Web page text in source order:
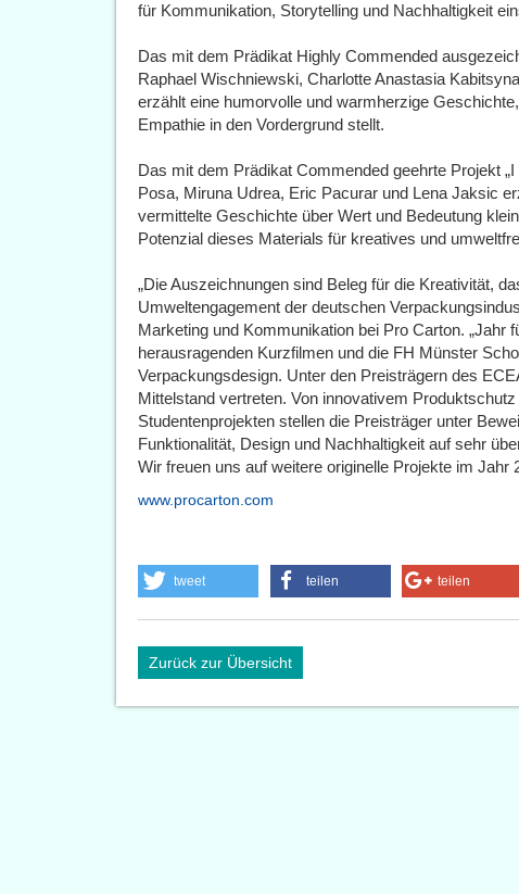
für Kommunikation, Storytelling und Nachhaltigkeit
Das mit dem Prädikat Highly Commended
Raphael Wischniewski, Charlotte Anastasia
erzählt eine humorvolle und warmherzige
Empathie in den Vordergrund stellt.
Das mit dem Prädikat Commended geehrte Projekt
Posa, Miruna Udrea, Eric Pacurar und Lena Jaksic
vermittelte Geschichte über Wert und Bedeutung
Potenzial dieses Materials für kreatives und
„Die Auszeichnungen sind Beleg für die Kreativität,
Umweltengagement der deutschen
Marketing und Kommunikation bei Pro Carton. „Jahr
herausragenden Kurzfilmen und die FH Münster
Verpackungsdesign. Unter den Preisträgern des
Mittelstand vertreten. Von innovativem
Studentenprojekten stellen die Preisträger unter
Funktionalität, Design und Nachhaltigkeit auf sehr
Wir freuen uns auf weitere originelle Projekte im Jahr
www.procarton.com
tweet teilen teilen
Zurück zur Übersicht